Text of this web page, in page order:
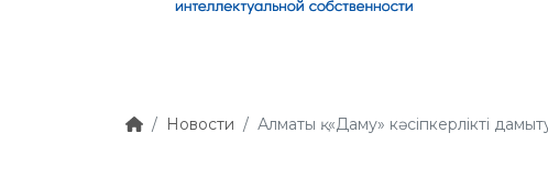
Новости Алматы қ. «Даму» кәсіпкерлікті